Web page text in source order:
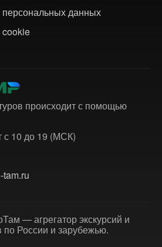
персональных данных
cookie
происходит с помощью
с 10 до 19 (МСК)
— агрегатор экскурсий и
по России и зарубежью.